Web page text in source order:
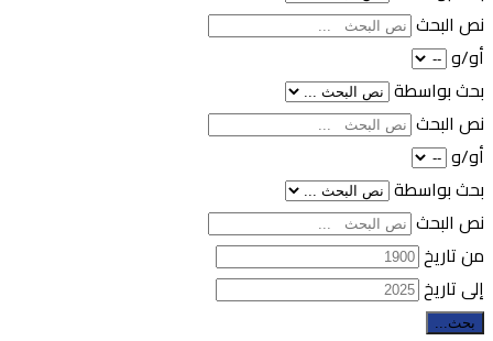
نص البحث
أو/و
بحث بواسطة
نص البحث
أو/و
بحث بواسطة
نص البحث
من تاريخ
إلى تاريخ
بحث...